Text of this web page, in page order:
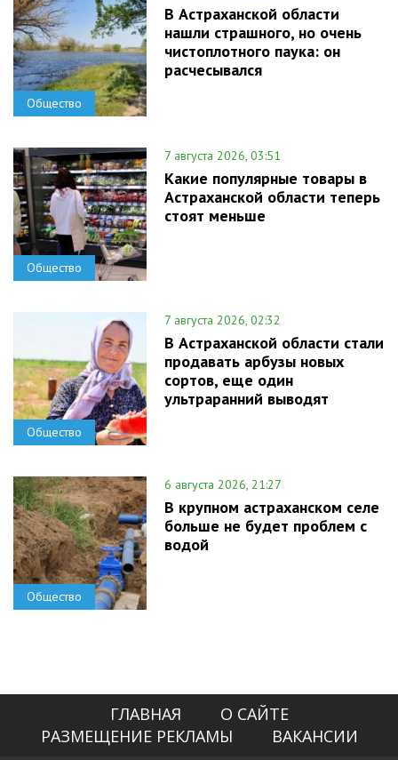
Общество
В Астраханской области
нашли страшного, но очень
чистоплотного паука: он
расчесывался
Общество
7 августа 2026, 03:51
Какие популярные товары в
Астраханской области теперь
стоят меньше
Общество
7 августа 2026, 02:32
В Астраханской области стали
продавать арбузы новых
сортов, еще один
ультраранний выводят
Общество
6 августа 2026, 21:27
В крупном астраханском селе
больше не будет проблем с
водой
ГЛАВНАЯ
О САЙТЕ
РАЗМЕЩЕНИЕ РЕКЛАМЫ
ВАКАНСИИ